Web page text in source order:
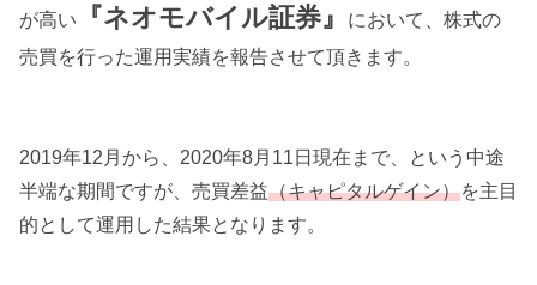
が高い 『ネオモバイル証券』
において、株式の
売買を行った運用実績を報告させて頂きます。
2019年12月から、2020年8月11日現在まで、という中途
半端な期間ですが、売買差益（キャピタルゲイン）を主目
的として運用した結果となります。